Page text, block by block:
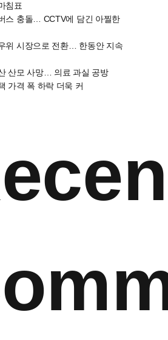
침표
스 충돌… CCTV에 담긴 아찔한
위 시장으로 전환… 한동안 지속
산모 사망… 의료 과실 공방
가격 폭 하락 더욱 커